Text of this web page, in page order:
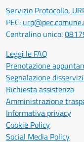
Servizio Protocollo,
PEC:
Centralino unico:
Leggi le FAQ
Prenotazione
Segnalazione
Richiesta assistenza
Amministrazione
Informativa privacy
Cookie Policy
Social Media Policy